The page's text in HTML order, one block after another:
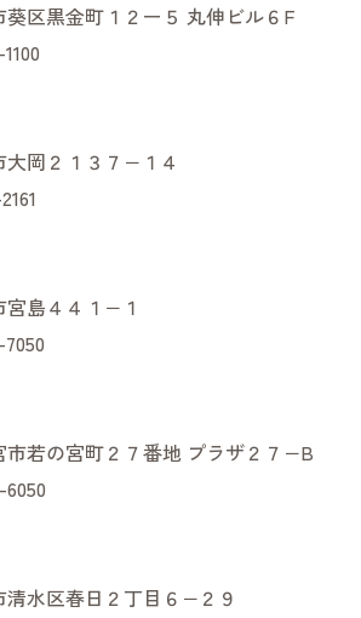
葵区黒金町１２ー５ 丸伸ビル６F
大岡２１３７−１４
宮島４４１−１
市若の宮町２７番地 プラザ２７−B
清水区春日２丁目６−２９